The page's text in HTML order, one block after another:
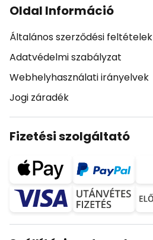
Oldal Információ
Általános szerződési feltételek
Adatvédelmi szabályzat
Webhelyhasználati irányelvek
Jogi záradék
Fizetési szolgáltató